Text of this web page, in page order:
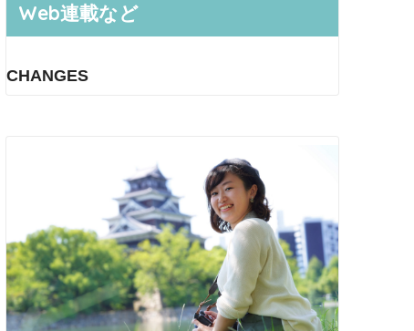
Web連載など
CHANGES